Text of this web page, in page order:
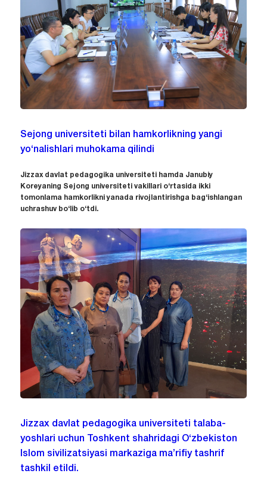
Sejong universiteti bilan hamkorlikning yangi
yo‘nalishlari muhokama qilindi
Jizzax davlat pedagogika universiteti hamda Janubiy
Koreyaning Sejong universiteti vakillari o‘rtasida ikki
tomonlama hamkorlikni yanada rivojlantirishga bag‘ishlangan
uchrashuv bo‘lib o‘tdi.
Jizzax davlat pedagogika universiteti talaba-
yoshlari uchun Toshkent shahridagi O‘zbekiston
Islom sivilizatsiyasi markaziga ma’rifiy tashrif
tashkil etildi.